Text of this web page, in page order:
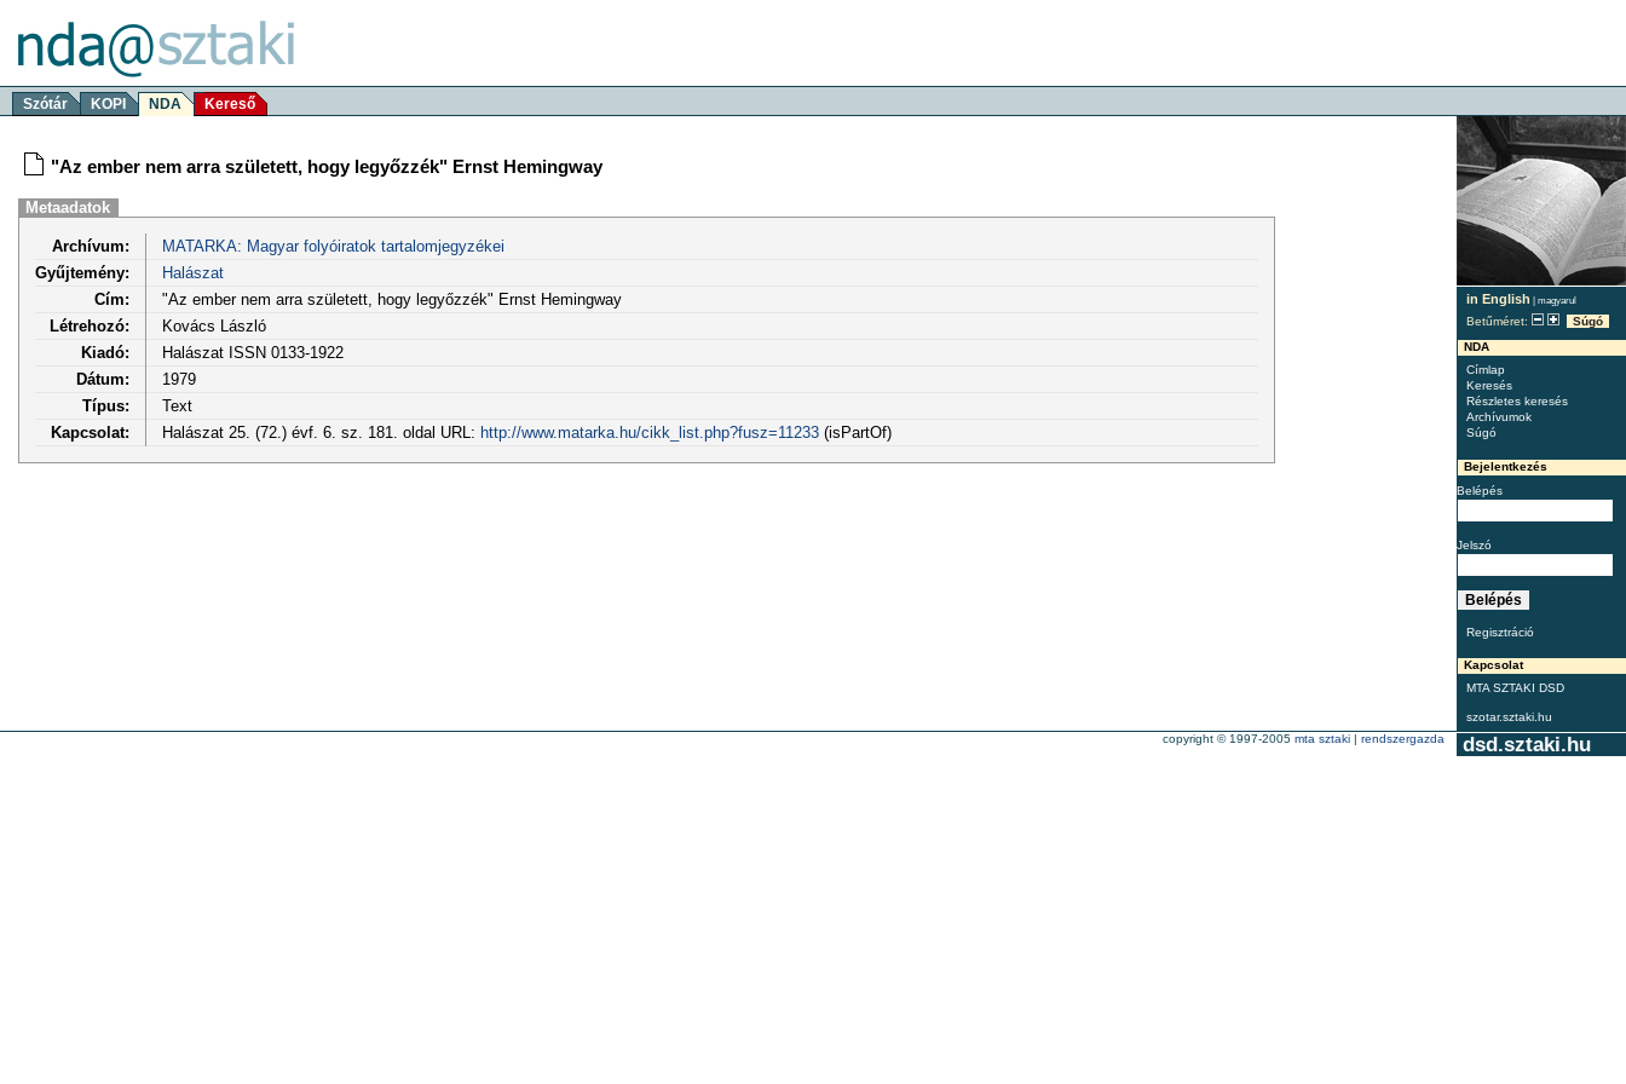
Szótár KOPI NDA Kereső
in English | magyarul
Betűméret:
Súgó
NDA
Címlap
Keresés
Részletes keresés
Archívumok
Súgó
Bejelentkezés
Belépés
Jelszó
Regisztráció
Kapcsolat
MTA SZTAKI DSD
szotar.sztaki.hu
"Az ember nem arra született, hogy legyőzzék" Ernst Hemingway
Metaadatok
Archívum:
MATARKA: Magyar folyóiratok tartalomjegyzékei
Gyűjtemény:
Halászat
Cím:
"Az ember nem arra született, hogy legyőzzék" Ernst Hemingway
Létrehozó:
Kovács László
Kiadó:
Halászat ISSN 0133-1922
Dátum:
1979
Típus:
Text
Kapcsolat:
Halászat 25. (72.) évf. 6. sz. 181. oldal URL: http://www.matarka.hu/cikk_list.php?fusz=11233(isPartOf)
dsd.sztaki.hu
copyright © 1997-2005 mta sztaki | rendszergazda